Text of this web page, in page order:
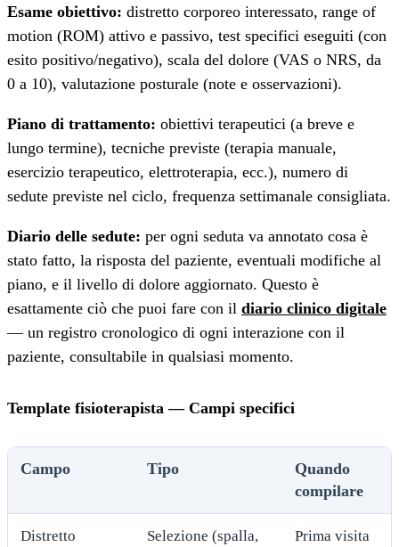
Esame obiettivo: distretto corporeo interessato, range of
motion (ROM) attivo e passivo, test specifici eseguiti (con
esito positivo/negativo), scala del dolore (VAS o NRS, da
0 a 10), valutazione posturale (note e osservazioni).
Piano di trattamento: obiettivi terapeutici (a breve e
lungo termine), tecniche previste (terapia manuale,
esercizio terapeutico, elettroterapia, ecc.), numero di
sedute previste nel ciclo, frequenza settimanale consigliata.
Diario delle sedute: per ogni seduta va annotato cosa è
stato fatto, la risposta del paziente, eventuali modifiche al
piano, e il livello di dolore aggiornato. Questo è
esattamente ciò che puoi fare con il diario clinico digitale
— un registro cronologico di ogni interazione con il
paziente, consultabile in qualsiasi momento.
Template fisioterapista — Campi specifici
Campo Tipo
Quando
compilare
Distretto Selezione (spalla, Prima visita